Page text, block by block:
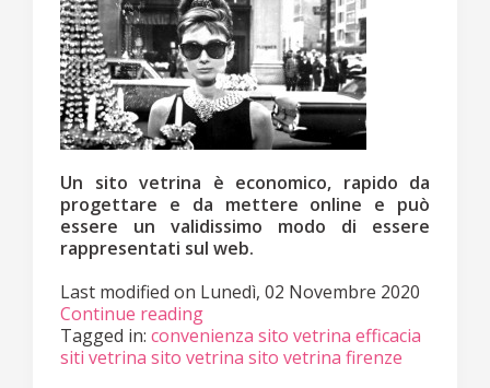
Un sito vetrina è economico, rapido da
progettare e da mettere online e può
essere un validissimo modo di essere
rappresentati sul web.
Last modified on Lunedì, 02 Novembre 2020
Continue reading
Tagged in: convenienza sito vetrina efficacia
siti vetrina sito vetrina sito vetrina firenze